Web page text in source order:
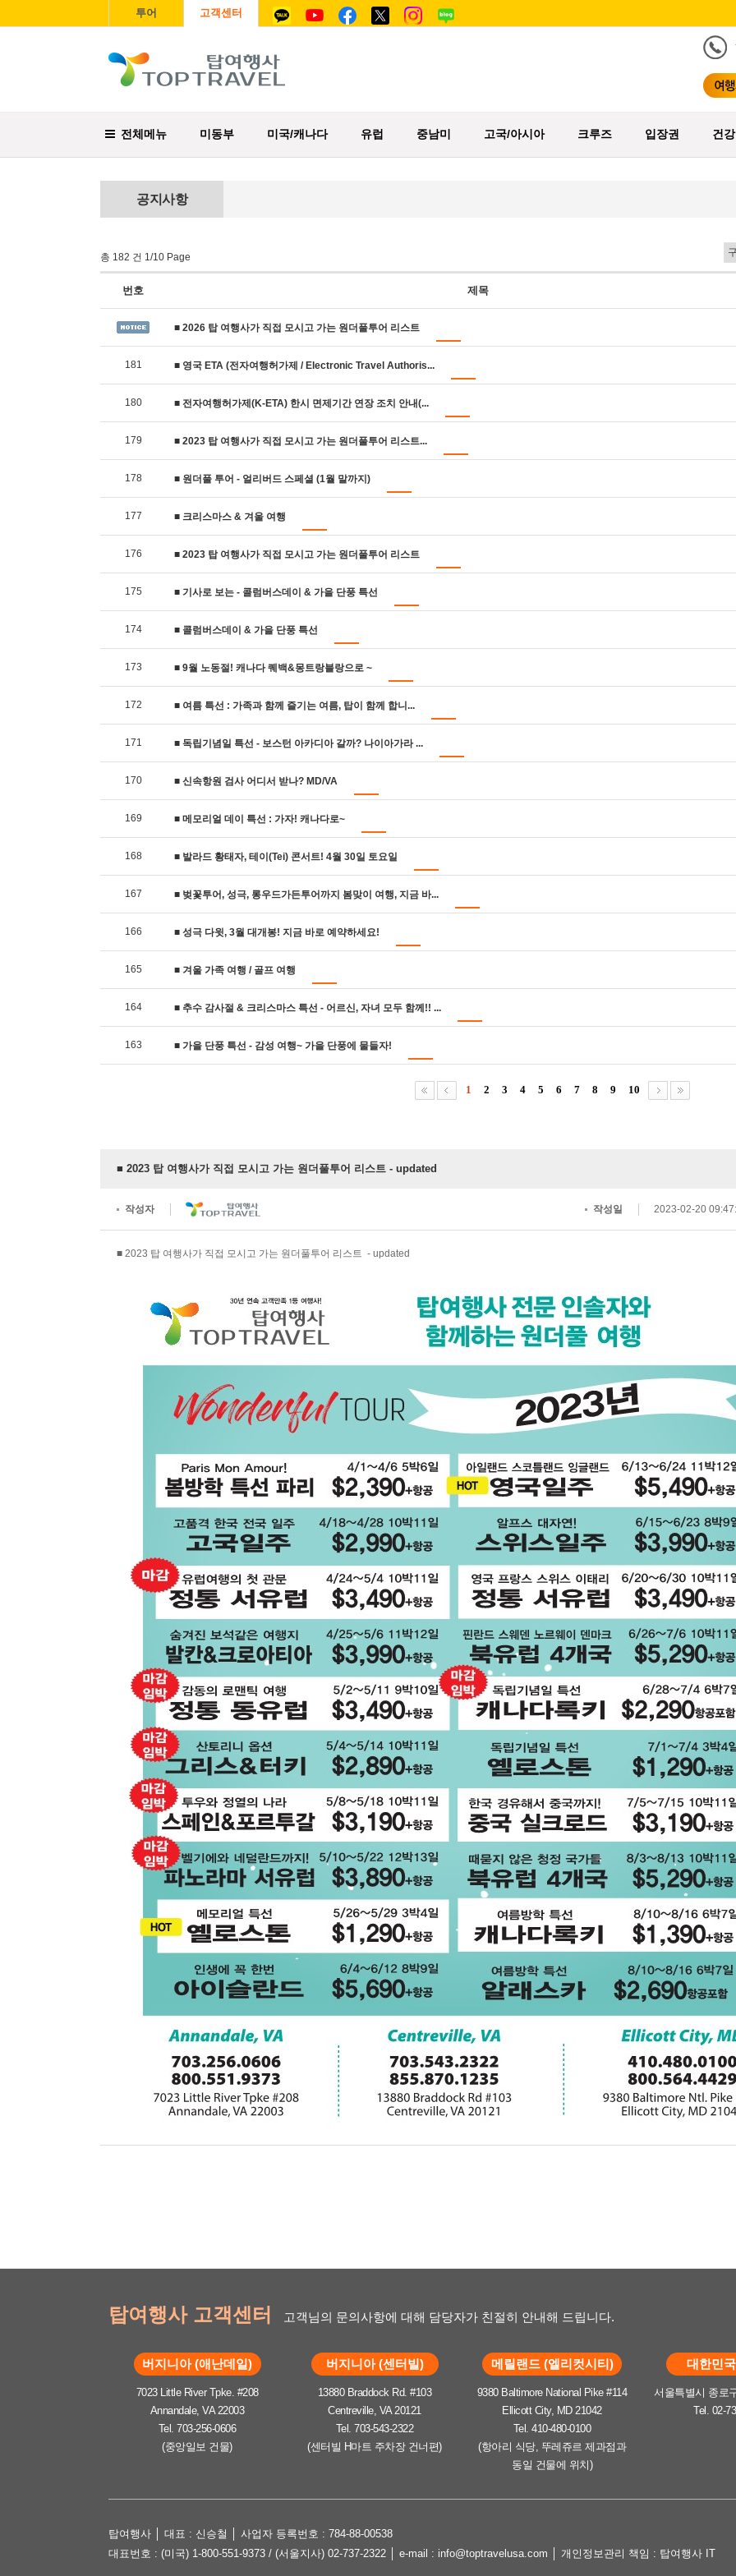
투어 고객센터
전체메뉴 미동부 미국/캐나다 유럽 중남미 고국/아시아 크루즈 입장권 건
공지사항
총 182 건 1/10 Page
번호 제목
■ 2026 탑 여행사가 직접 모시고 가는 원더풀투어 리스트
181 ■ 영국 ETA (전자여행허가제 / Electronic Travel Authoris...
180 ■ 전자여행허가제(K-ETA) 한시 면제기간 연장 조치 안내(...
179 ■ 2023 탑 여행사가 직접 모시고 가는 원더풀투어 리스트...
178 ■ 원더풀 투어 - 얼리버드 스페셜 (1월 말까지)
177 ■ 크리스마스 & 겨울 여행
176 ■ 2023 탑 여행사가 직접 모시고 가는 원더풀투어 리스트
175 ■ 기사로 보는 - 콜럼버스데이 & 가을 단풍 특선
174 ■ 콜럼버스데이 & 가을 단풍 특선
173 ■ 9월 노동절! 캐나다 퀘백&몽트랑블랑으로 ~
172 ■ 여름 특선 : 가족과 함께 즐기는 여름, 탑이 함께 합니...
171 ■ 독립기념일 특선 - 보스턴 아카디아 갈까? 나이아가라 ...
170 ■ 신속항원 검사 어디서 받나? MD/VA
169 ■ 메모리얼 데이 특선 : 가자! 캐나다로~
168 ■ 발라드 황태자, 테이(Tei) 콘서트! 4월 30일 토요일
167 ■ 벚꽃투어, 성극, 롱우드가든투어까지 봄맞이 여행, 지금 바...
166 ■ 성극 다윗, 3월 대개봉! 지금 바로 예약하세요!
165 ■ 겨울 가족 여행 / 골프 여행
164 ■ 추수 감사절 & 크리스마스 특선 - 어르신, 자녀 모두 함께!! ...
163 ■ 가을 단풍 특선 - 감성 여행~ 가을 단풍에 물들자!
1 2 3 4 5 6 7 8 9 10
■ 2023 탑 여행사가 직접 모시고 가는 원더풀투어 리스트 - updated
작성자 작성일 2023-02-20
■ 2023 탑 여행사가 직접 모시고 가는 원더풀투어 리스트 - updated
탑여행사 고객센터 고객님의 문의사항에 대해 담당자가 친절히 안내해 드립니다.
버지니아 (애난데일)
7023 Little River Tpke. #208
Annandale, VA 22003
Tel. 703-256-0606
(중앙일보 건물)
버지니아 (센터빌)
13880 Braddock Rd. #103
Centreville, VA 20121
Tel. 703-543-2322
(센터빌 H마트 주차장 건너편)
메릴랜드 (엘리컷시티)
9380 Baltimore National Pike #114
Ellicott City, MD 21042
Tel. 410-480-0100
(항아리 식당, 뚜레쥬르 제과점과
동일 건물에 위치)
대한민
서울특별시 종로
Tel. 02-
탑여행사 │ 대표 : 신승철 │ 사업자 등록번호 : 784-88-00538
대표번호 : (미국) 1-800-551-9373 / (서울지사) 02-737-2322 │ e-mail : info@toptravelusa.com │ 개인정보관리 책임 : 탑여행사 IT